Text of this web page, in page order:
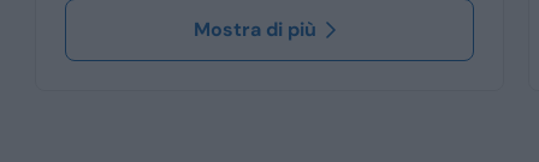
Mostra di più